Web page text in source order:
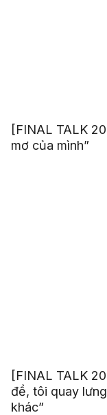
[FINAL TALK
mơ của mình”
[FINAL TALK
đề, tôi quay
khác”